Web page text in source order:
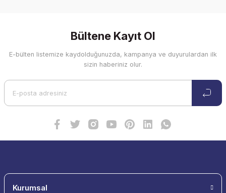
Görüş ve önerileriniz için teşekkür ederiz.
Ürün resmi kalitesiz, bozuk veya görüntülenemiyor.
Bültene Kayıt Ol
E-bülten listemize kaydolduğunuzda, kampanya ve duyurulardan ilk
sizin haberiniz olur.
Kurumsal